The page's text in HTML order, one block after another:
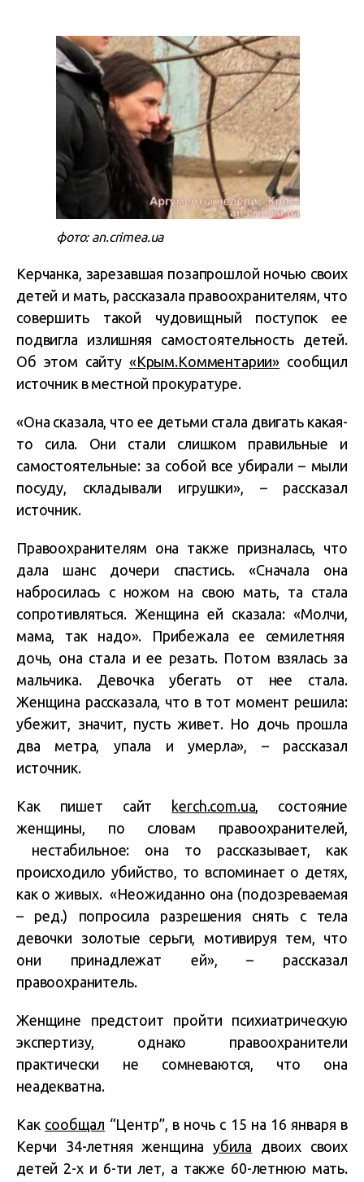
фото: an.crimea.ua
Керчанка, зарезавшая позапрошлой ночью своих
детей и мать, рассказала правоохранителям, что
совершить такой чудовищный поступок ее
подвигла излишняя самостоятельность детей.
Об этом сайту «Крым.Комментарии» сообщил
источник в местной прокуратуре.
«Она сказала, что ее детьми стала двигать какая-
то сила. Они стали слишком правильные и
самостоятельные: за собой все убирали – мыли
посуду, складывали игрушки», – рассказал
источник.
Правоохранителям она также призналась, что
дала шанс дочери спастись. «Сначала она
набросилась с ножом на свою мать, та стала
сопротивляться. Женщина ей сказала: «Молчи,
мама, так надо». Прибежала ее семилетняя
дочь, она стала и ее резать. Потом взялась за
мальчика. Девочка убегать от нее стала.
Женщина рассказала, что в тот момент решила:
убежит, значит, пусть живет. Но дочь прошла
два метра, упала и умерла», – рассказал
источник.
Как пишет сайт kerch.com.ua, состояние
женщины, по словам правоохранителей,
нестабильное: она то рассказывает, как
происходило убийство, то вспоминает о детях,
как о живых. «Неожиданно она (подозреваемая
– ред.) попросила разрешения снять с тела
девочки золотые серьги, мотивируя тем, что
они принадлежат ей», – рассказал
правоохранитель.
Женщине предстоит пройти психиатрическую
экспертизу, однако правоохранители
практически не сомневаются, что она
неадекватна.
Как сообщал “Центр”, в ночь с 15 на 16 января в
Керчи 34-летняя женщина убила двоих своих
детей 2-х и 6-ти лет, а также 60-летнюю мать.